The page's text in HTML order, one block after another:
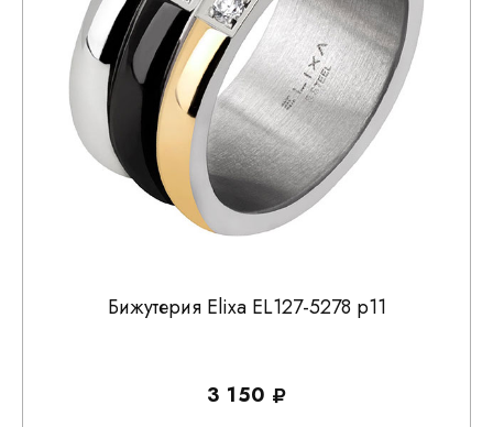
Бижутерия Elixa EL127-5278 р11
3 150